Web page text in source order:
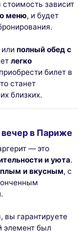
зависит
меню, и будет
или полный обед с
легко
билет в
станет
близких.
в Париже
— это
и уюта.
и вкусным, с
вы гарантируете
элемент был